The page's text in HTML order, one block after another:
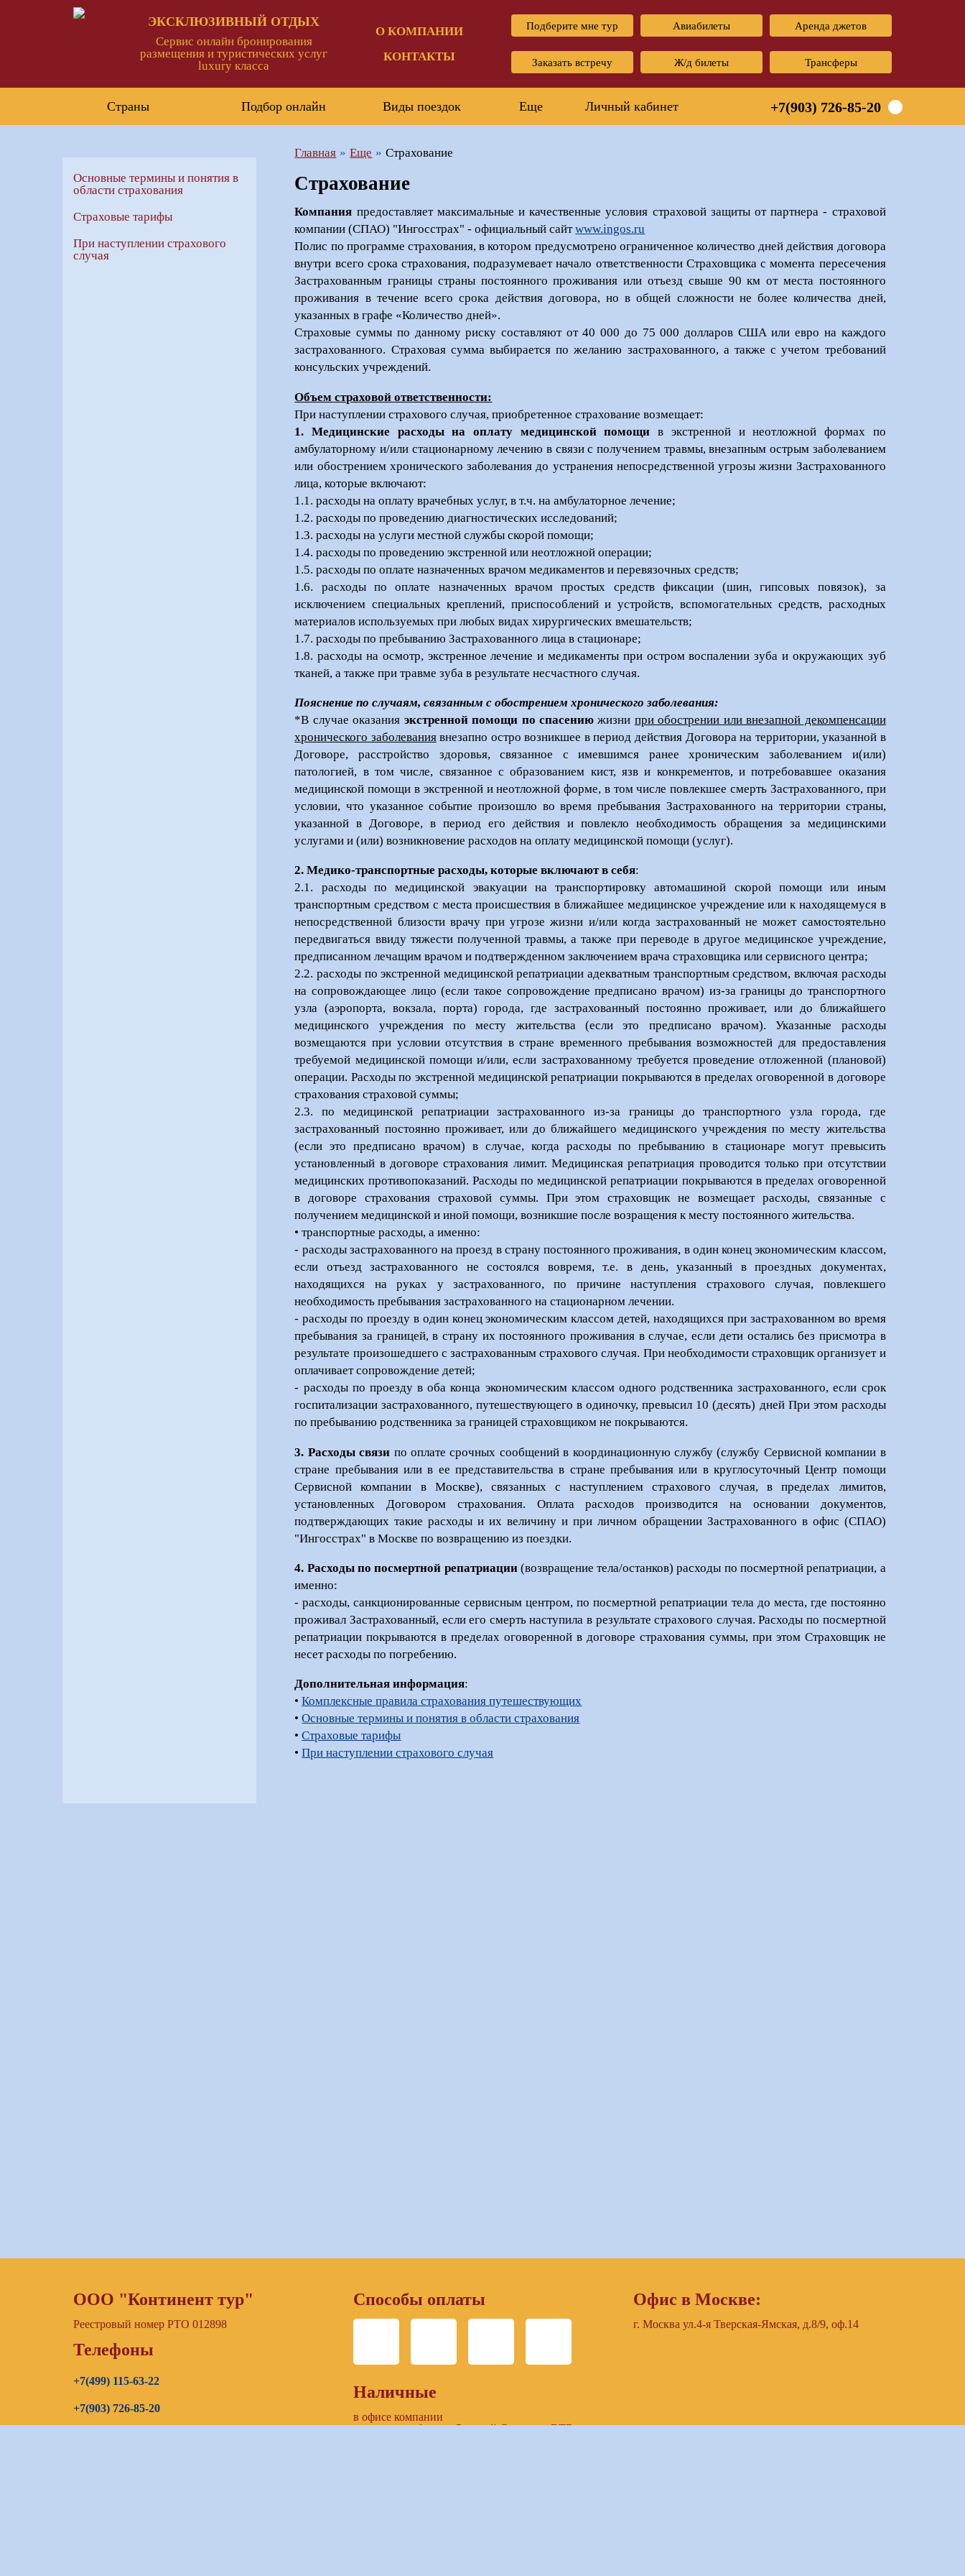
ЭКСКЛЮЗИВНЫЙ ОТДЫХ
Сервис онлайн бронирования
размещения и туристических услуг
luxury класса
О КОМПАНИИ
КОНТАКТЫ
Подберите мне тур Авиабилеты Аренда джетов
Заказать встречу Ж/д билеты Трансферы
Страны Подбор онлайн Виды поездок Еще Личный кабинет +7(903) 726-85-20
Главная Еще Страхование
Страхование
Компания предоставляет максимальные и качественные условия страховой защиты от партнера - страховой
компании (СПАО) "Ингосстрах" - официальный сайтwww.ingos.ru
Полис по программе страхования, в котором предусмотрено ограниченное количество дней действия договора
внутри всего срока страхования, подразумевает начало ответственности Страховщика с момента пересечения
Застрахованным границы страны постоянного проживания или отъезд свыше 90 км от места постоянного
проживания в течение всего срока действия договора, но в общей сложности не более количества дней,
указанных в графе «Количество дней».
Страховые суммы по данному риску составляют от 40 000 до 75 000 долларов США или евро на каждого
застрахованного. Страховая сумма выбирается по желанию застрахованного, а также с учетом требований
консульских учреждений.
Объем страховой ответственности:
При наступлении страхового случая, приобретенное страхование возмещает:
1. Медицинские расходы на оплату медицинской помощи в экстренной и неотложной формах по
амбулаторному и/или стационарному лечению в связи с получением травмы, внезапным острым заболеванием
или обострением хронического заболевания до устранения непосредственной угрозы жизни Застрахованного
лица, которые включают:
1.1. расходы на оплату врачебных услуг, в т.ч. на амбулаторное лечение;
1.2. расходы по проведению диагностических исследований;
1.3. расходы на услуги местной службы скорой помощи;
1.4. расходы по проведению экстренной или неотложной операции;
1.5. расходы по оплате назначенных врачом медикаментов и перевязочных средств;
1.6. расходы по оплате назначенных врачом простых средств фиксации (шин, гипсовых повязок), за
исключением специальных креплений, приспособлений и устройств, вспомогательных средств, расходных
материалов используемых при любых видах хирургических вмешательств;
1.7. расходы по пребыванию Застрахованного лица в стационаре;
1.8. расходы на осмотр, экстренное лечение и медикаменты при остром воспалении зуба и окружающих зуб
тканей, а также при травме зуба в результате несчастного случая.
Пояснение по случаям, связанным с обострением хронического заболевания:
*В случае оказания экстренной помощи по спасениюжизни при обострении или внезапной декомпенсации
хронического заболеваниявнезапно остро возникшее в период действия Договора на территории, указанной в
Договоре, расстройство здоровья, связанное с имевшимся ранее хроническим заболеванием и(или)
патологией, в том числе, связанное с образованием кист, язв и конкрементов, и потребовавшее оказания
медицинской помощи в экстренной и неотложной форме, в том числе повлекшее смерть Застрахованного, при
условии, что указанное событие произошло во время пребывания Застрахованного на территории страны,
указанной в Договоре, в период его действия и повлекло необходимость обращения за медицинскими
услугами и (или) возникновение расходов на оплату медицинской помощи (услуг).
2. Медико-транспортные расходы, которые включают в себя:
2.1. расходы по медицинской эвакуации на транспортировку автомашиной скорой помощи или иным
транспортным средством с места происшествия в ближайшее медицинское учреждение или к находящемуся в
непосредственной близости врачу при угрозе жизни и/или когда застрахованный не может самостоятельно
передвигаться ввиду тяжести полученной травмы, а также при переводе в другое медицинское учреждение,
предписанном лечащим врачом и подтвержденном заключением врача страховщика или сервисного центра;
2.2. расходы по экстренной медицинской репатриации адекватным транспортным средством, включая расходы
на сопровождающее лицо (если такое сопровождение предписано врачом) из-за границы до транспортного
узла (аэропорта, вокзала, порта) города, где застрахованный постоянно проживает, или до ближайшего
медицинского учреждения по месту жительства (если это предписано врачом). Указанные расходы
возмещаются при условии отсутствия в стране временного пребывания возможностей для предоставления
требуемой медицинской помощи и/или, если застрахованному требуется проведение отложенной (плановой)
операции. Расходы по экстренной медицинской репатриации покрываются в пределах оговоренной в договоре
страхования страховой суммы;
2.3. по медицинской репатриации застрахованного из-за границы до транспортного узла города, где
застрахованный постоянно проживает, или до ближайшего медицинского учреждения по месту жительства
(если это предписано врачом) в случае, когда расходы по пребыванию в стационаре могут превысить
установленный в договоре страхования лимит. Медицинская репатриация проводится только при отсутствии
медицинских противопоказаний. Расходы по медицинской репатриации покрываются в пределах оговоренной
в договоре страхования страховой суммы. При этом страховщик не возмещает расходы, связанные с
получением медицинской и иной помощи, возникшие после возращения к месту постоянного жительства.
• транспортные расходы, а именно:
- расходы застрахованного на проезд в страну постоянного проживания, в один конец экономическим классом,
если отъезд застрахованного не состоялся вовремя, т.е. в день, указанный в проездных документах,
находящихся на руках у застрахованного, по причине наступления страхового случая, повлекшего
необходимость пребывания застрахованного на стационарном лечении.
- расходы по проезду в один конец экономическим классом детей, находящихся при застрахованном во время
пребывания за границей, в страну их постоянного проживания в случае, если дети остались без присмотра в
результате произошедшего с застрахованным страхового случая. При необходимости страховщик организует и
оплачивает сопровождение детей;
- расходы по проезду в оба конца экономическим классом одного родственника застрахованного, если срок
госпитализации застрахованного, путешествующего в одиночку, превысил 10 (десять) дней При этом расходы
по пребыванию родственника за границей страховщиком не покрываются.
3. Расходы связи по оплате срочных сообщений в координационную службу (службу Сервисной компании в
стране пребывания или в ее представительства в стране пребывания или в круглосуточный Центр помощи
Сервисной компании в Москве), связанных с наступлением страхового случая, в пределах лимитов,
установленных Договором страхования. Оплата расходов производится на основании документов,
подтверждающих такие расходы и их величину и при личном обращении Застрахованного в офис (СПАО)
"Ингосстрах" в Москве по возвращению из поездки.
4. Расходы по посмертной репатриации(возвращение тела/останков) расходы по посмертной репатриации, а
именно:
- расходы, санкционированные сервисным центром, по посмертной репатриации тела до места, где постоянно
проживал Застрахованный, если его смерть наступила в результате страхового случая. Расходы по посмертной
репатриации покрываются в пределах оговоренной в договоре страхования суммы, при этом Страховщик не
несет расходы по погребению.
Дополнительная информация:
•Комплексные правила страхования путешествующих
•Основные термины и понятия в области страхования
•Страховые тарифы
•При наступлении страхового случая
Основные термины и понятия в
области страхования
Страховые тарифы
При наступлении страхового
случая
ООО "Континент тур"
Реестровый номер РТО 012898
Телефоны
+7(499) 115-63-22
+7(903) 726-85-20
Способы оплаты
Наличные
в офисе компании
в отделении банков: Русский Стандарт, ВТБ
Офис в Москве:
г. Москва ул.4-я Тверская-Ямская, д.8/9, оф.14